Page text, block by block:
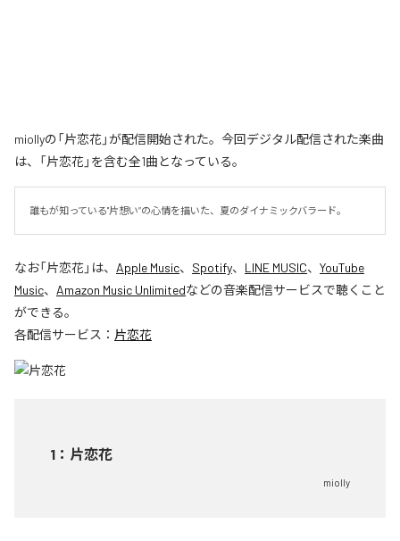
miollyの「片恋花」が配信開始された。今回デジタル配信された楽曲
は、「片恋花」を含む全1曲となっている。
誰もが知っている"片想い”の心情を描いた、夏のダイナミックバラード。
なお「片恋花」は、 Apple Music、 Spotify、 LINE MUSIC、 YouTube
Music、 Amazon Music Unlimitedなどの音楽配信サービスで聴くこと
ができる。
各配信サービス： 片恋花
1 ： 片恋花
miolly